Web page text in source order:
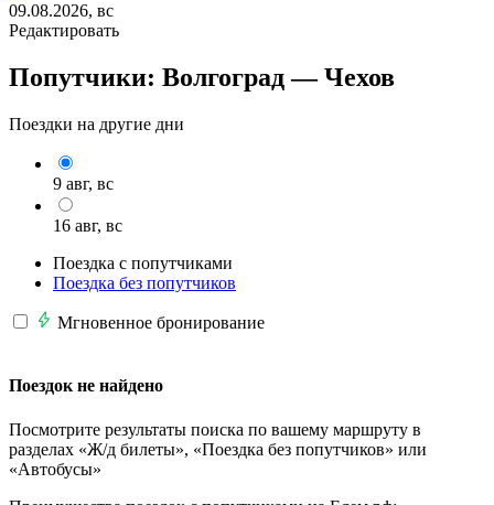
09.08.2026, вс
Редактировать
Попутчики: Волгоград —Чехов
Поездки на другие дни
9 авг, вс
16 авг, вс
Поездка с попутчиками
Поездка без попутчиков
Мгновенное бронирование
Поездок не найдено
Посмотрите результаты поиска по вашему маршруту в
разделах «Ж/д билеты», «Поездка без попутчиков» или
«Автобусы»